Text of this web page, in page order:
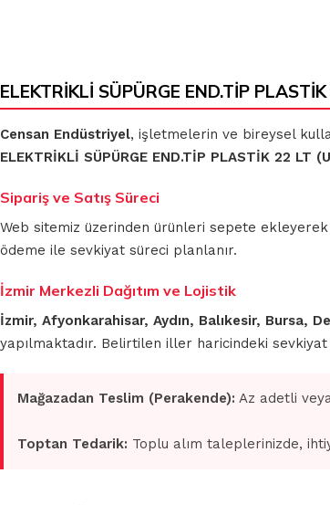
ELEKTRİKLİ SÜPÜRGE END.TİP
Censan Endüstriyel, işletmelerin ve bireysel
ELEKTRİKLİ SÜPÜRGE END.TİP PLASTİK 22 LT
Sipariş ve Satış Süreci
Web sitemiz üzerinden ürünleri sepete
ödeme ile sevkiyat süreci planlanır.
İzmir Merkezli Dağıtım ve Lojistik
İzmir, Afyonkarahisar, Aydın, Balıkesir, Bursa,
yapılmaktadır. Belirtilen iller haricindeki
Mağazadan Teslim (Perakende): Az adetli
Toptan Tedarik: Toplu alım taleplerinizde,